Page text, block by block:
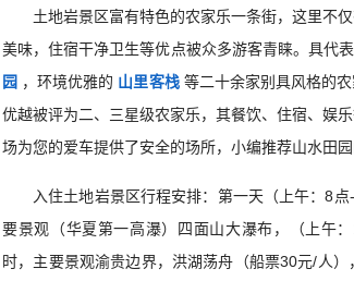
土地岩景区富有特色的农家乐一条街，这里不
美味，住宿干净卫生等优点被众多游客青睐。具代
园 ，环境优雅的 山里客栈等二十余家别具风格的
优越被评为二、三星级农家乐，其餐饮、住宿、娱
场为您的爱车提供了安全的场所，小编推荐山水田园
入住土地岩景区行程安排：第一天（上午：8
要景观（华夏第一高瀑）四面山大瀑布，（上午
时，主要景观渝贵边界，洪湖荡舟（船票30元/人